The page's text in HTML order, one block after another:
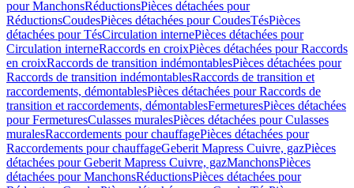
pour ManchonsRéductionsPièces détachées pour
RéductionsCoudesPièces détachées pour CoudesTésPièces
détachées pour TésCirculation internePièces détachées pour
Circulation interneRaccords en croixPièces détachées pour Raccords
en croixRaccords de transition indémontablesPièces détachées pour
Raccords de transition indémontablesRaccords de transition et
raccordements, démontablesPièces détachées pour Raccords de
transition et raccordements, démontablesFermeturesPièces détachées
pour FermeturesCulasses muralesPièces détachées pour Culasses
muralesRaccordements pour chauffagePièces détachées pour
Raccordements pour chauffageGeberit Mapress Cuivre, gazPièces
détachées pour Geberit Mapress Cuivre, gazManchonsPièces
détachées pour ManchonsRéductionsPièces détachées pour